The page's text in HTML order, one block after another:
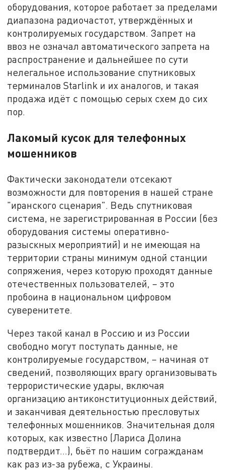
оборудования, которое работает за пределами
диапазона радиочастот, утверждённых и
контролируемых государством. Запрет на
ввоз не означал автоматического запрета на
распространение и дальнейшее по сути
нелегальное использование спутниковых
терминалов Starlink и их аналогов, и такая
продажа идёт с помощью серых схем до сих
пор.
Лакомый кусок для телефонных
мошенников
Фактически законодатели отсекают
возможности для повторения в нашей стране
"иранского сценария". Ведь спутниковая
система, не зарегистрированная в России (без
оборудования системы оперативно-
разыскных мероприятий) и не имеющая на
территории страны минимум одной станции
сопряжения, через которую проходят данные
отечественных пользователей, – это
пробоина в национальном цифровом
суверенитете.
Через такой канал в Россию и из России
свободно могут поступать данные, не
контролируемые государством, – начиная от
сведений, позволяющих врагу организовывать
террористические удары, включая
организацию антиконституционных действий,
и заканчивая деятельностью пресловутых
телефонных мошенников. Значительная доля
которых, как известно (Лариса Долина
подтвердит…), бьёт по нашим согражданам
как раз из-за рубежа, с Украины.